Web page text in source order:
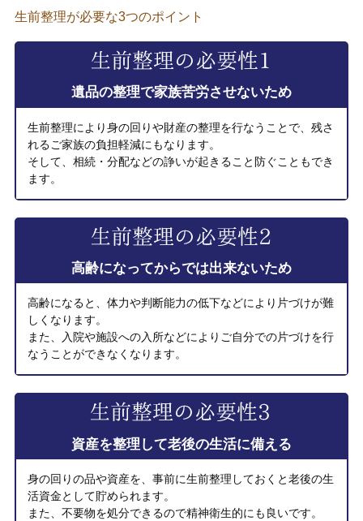
生前整理が必要な3つのポイント
遺品の整理で家族苦労させないため
生前整理により身の回りや財産の整理を行なうことで、残さ
れるご家族の負担軽減にもなります。
そして、相続・分配などの諍いが起きること防ぐこともでき
ます。
高齢になってからでは出来ないため
高齢になると、体力や判断能力の低下などにより片づけが難
しくなります。
また、入院や施設への入所などによりご自分での片づけを行
なうことができなくなります。
資産を整理して老後の生活に備える
身の回りの品や資産を、事前に生前整理しておくと老後の生
活資金として貯められます。
また、不要物を処分できるので精神衛生的にも良いです。